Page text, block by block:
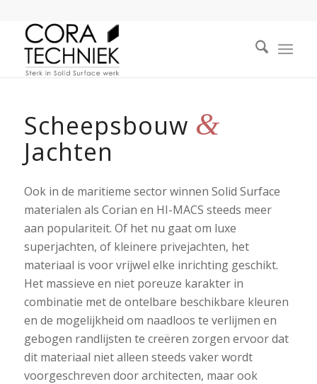
Scheepsbouw &
Jachten
Ook in de maritieme sector winnen Solid Surface
materialen als Corian en HI-MACS steeds meer
aan populariteit. Of het nu gaat om luxe
superjachten, of kleinere privejachten, het
materiaal is voor vrijwel elke inrichting geschikt.
Het massieve en niet poreuze karakter in
combinatie met de ontelbare beschikbare kleuren
en de mogelijkheid om naadloos te verlijmen en
gebogen randlijsten te creëren zorgen ervoor dat
dit materiaal niet alleen steeds vaker wordt
voorgeschreven door architecten, maar ook